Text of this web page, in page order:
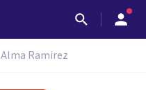
Alma Ramirez